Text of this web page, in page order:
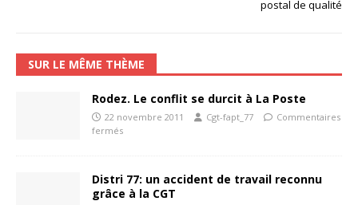
postal de qualité
SUR LE MÊME THÈME
Rodez. Le conflit se durcit à La Poste
22 novembre 2011 Cgt-fapt_77
Commentaires
fermés
Distri 77: un accident de travail reconnu
grâce à la CGT